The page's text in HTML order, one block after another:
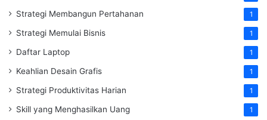
Strategi Membangun Pertahanan 1
Strategi Memulai Bisnis 1
Daftar Laptop 1
Keahlian Desain Grafis 1
Strategi Produktivitas Harian 1
Skill yang Menghasilkan Uang 1